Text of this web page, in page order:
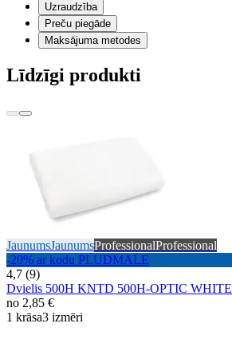
Uzraudzība
Preču piegāde
Maksājuma metodes
Līdzīgi produkti
JaunumsJaunumsProfessionalProfessional
-20% ar kodu PLUDMALE
4,7 (9)
Dvielis 500H KNTD 500H-OPTIC WHITE
no 2,85 €
1 krāsa3 izmēri